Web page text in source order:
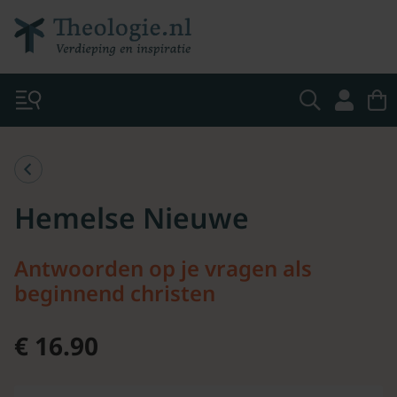
Hemelse Nieuwe
Antwoorden op je vragen als
beginnend christen
€ 16.90